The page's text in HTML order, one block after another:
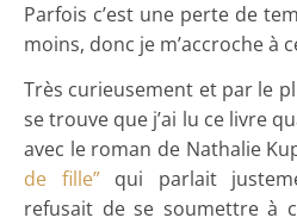
Parfois c’est une perte de
moins, donc je m’accroche à
Très curieusement et par le
se trouve que j’ai lu ce livre
avec le roman de Nathalie
de fille”qui parlait
refusait de se soumettre à